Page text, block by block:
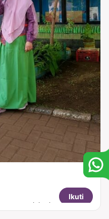
Ikuti